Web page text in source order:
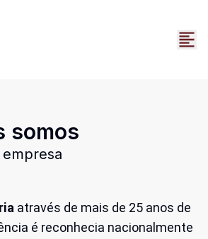
somos
através de mais de 25 anos de
é reconhecia nacionalmente